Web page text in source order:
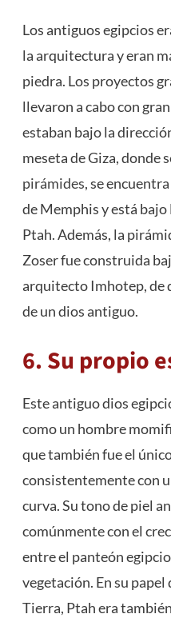
Los antiguos egipcios
la arquitectura y eran
piedra. Los proyectos
llevaron a cabo con
estaban bajo la
meseta de Giza, donde
pirámides, se
de Memphis y está
Ptah. Además, la
Zoser fue construida
arquitecto Imhotep, de
de un dios antiguo.
6. Su propio
Este antiguo dios
como un hombre
que también fue el
consistentemente con
curva. Su tono de piel
comúnmente con el
entre el panteón
vegetación. En su papel
Tierra, Ptah era